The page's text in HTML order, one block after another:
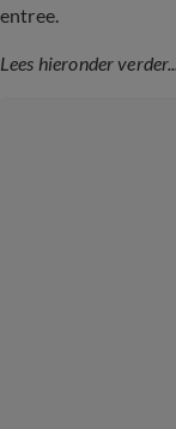
entree.
Lees hieronder verder...